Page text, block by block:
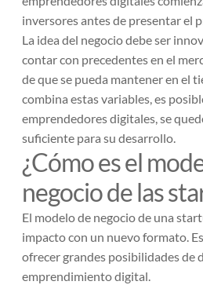
inversores antes de presentar el
La idea del negocio debe ser
contar con precedentes en el
de que se pueda mantener en el
combina estas variables, es
emprendedores digitales, se
suficiente para su desarrollo.
¿Cómo es el
negocio de las
El modelo de negocio de una
impacto con un nuevo formato.
ofrecer grandes posibilidades de
emprendimiento digital.